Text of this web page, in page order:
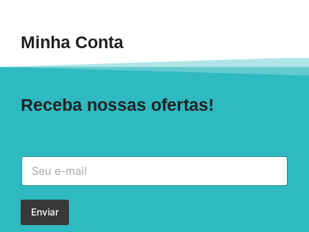
Minha Conta
Receba nossas ofertas!
Enviar